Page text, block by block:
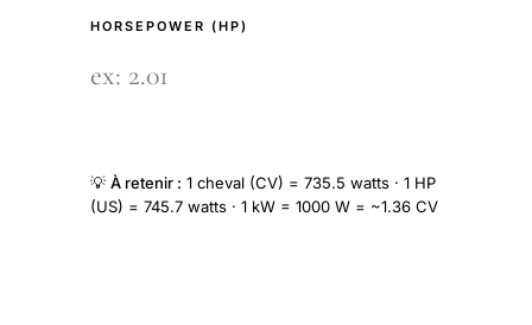
HORSEPOWER (HP)
💡 À retenir : 1 cheval (CV) = 735.5 watts · 1 HP
(US) = 745.7 watts · 1 kW = 1000 W = ~1.36 CV